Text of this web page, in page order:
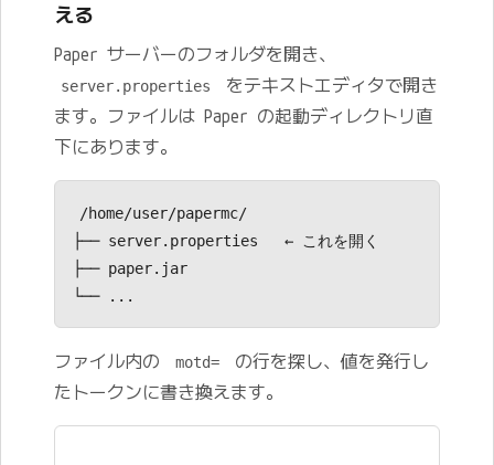
える
Paper サーバーのフォルダを開き、
server.properties
をテキストエディタで開き
ます。ファイルは Paper の起動ディレクトリ直
下にあります。
/home/user/papermc/
├── server.properties   ← これを開く
├── paper.jar
ファイル内の motd=
の行を探し、値を発行し
たトークンに書き換えます。